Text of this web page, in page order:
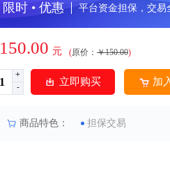
限时 • 优惠 平台资金担保，交易
150.00 元 (原价： ￥150.00)
+
-
立即购买 加
商品特色： 担保交易